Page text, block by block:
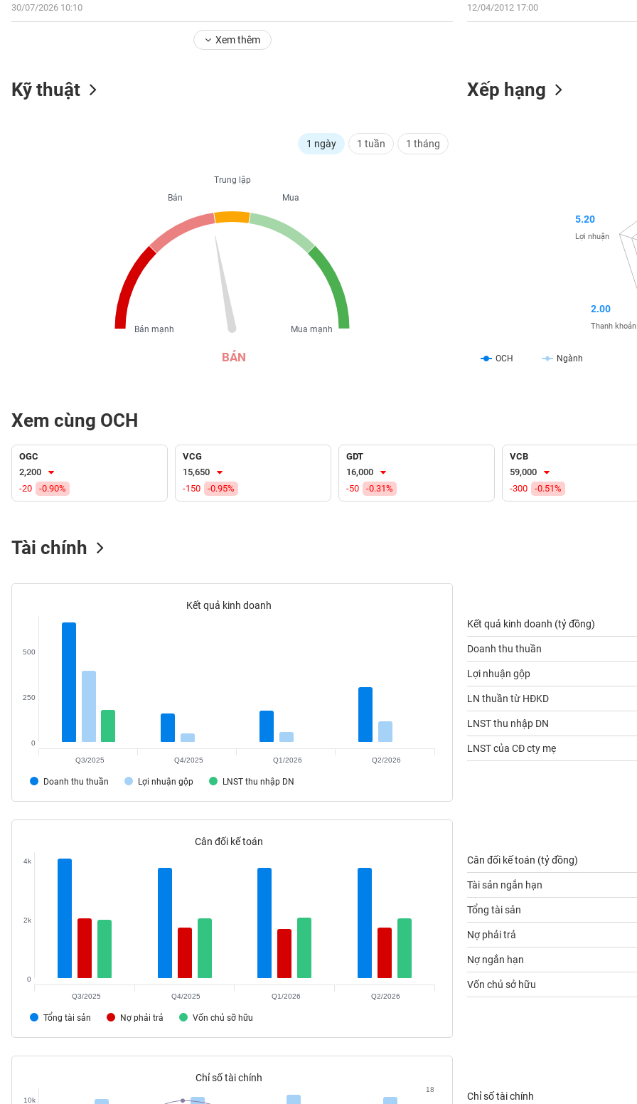
30/07/2026 10:10
Xem thêm
12/04/2012 17:00
Kỹ thuật
1 ngày 1 tuần 1 tháng
BÁN
Trung lập
Mua
Mua mạnh
Bán
Bán mạnh
Xếp hạng
OCH Ngành
2.00
Thanh khoản
5.20
Lợi nhuận
Xem cùng OCH
OGC
2,200
-20
-0.90%
VCG
15,650
-150
-0.95%
GDT
16,000
-50
-0.31%
VCB
59,000
-300
-0.51%
Tài chính
Kết quả kinh doanh
Doanh thu thuần Lợi nhuận gộp LNST thu nhập DN
0
250
500
Q3/2025 Q4/2025 Q1/2026 Q2/2026
Kết quả kinh doanh (tỷ đồng)
Doanh thu thuần
Lợi nhuận gộp
LN thuần từ HĐKD
LNST thu nhập DN
LNST của CĐ cty mẹ
Cân đối kế toán
Tổng tài sản Nợ phải trả Vốn chủ sỡ hữu
0
2k
4k
Q3/2025 Q4/2025 Q1/2026 Q2/2026
Cân đối kế toán (tỷ đồng)
Tài sản ngắn hạn
Tổng tài sản
Nợ phải trả
Nợ ngắn hạn
Vốn chủ sở hữu
Chỉ số tài chính
10k
18
Chỉ số tài chính
CỔ
PHIẾU
SINH
(-)
VS-
SECTOR
LIỆU
NGHIỆP
TIÊU
DÙNG
TIÊU
THIẾT
CHĂM